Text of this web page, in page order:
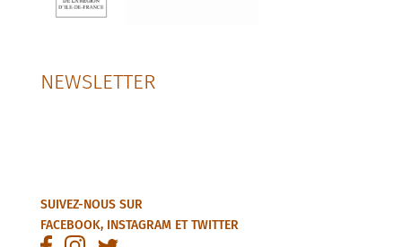
NEWSLETTER
SUIVEZ-NOUS SUR
FACEBOOK, INSTAGRAMETTWITTER